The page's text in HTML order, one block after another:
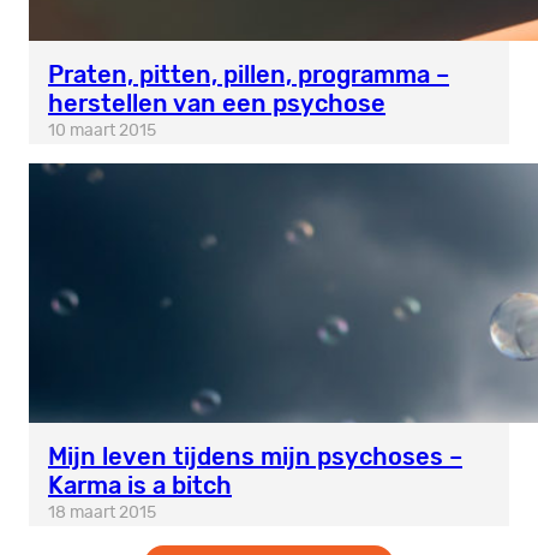
Praten, pitten, pillen, programma –
herstellen van een psychose
10 maart 2015
Mijn leven tijdens mijn psychoses –
Karma is a bitch
18 maart 2015